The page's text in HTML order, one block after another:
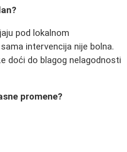
pod lokalnom
intervencija nije bolna.
doći do blagog nelagodnosti
promene?